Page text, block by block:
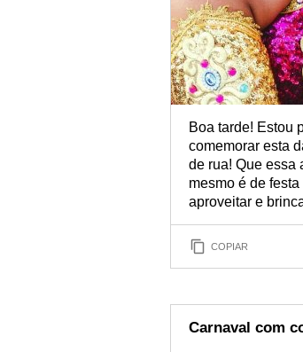
Boa tarde! Estou
comemorar esta
de rua! Que essa
mesmo é de
aproveitar e
COPIAR
Carnaval com